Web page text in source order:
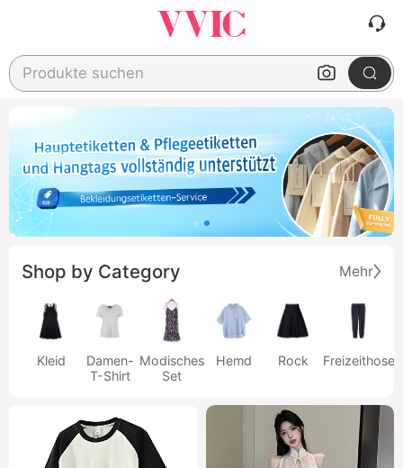
Produkte suchen
Shop by Category Mehr
Kleid
Damen-
T-Shirt
Modisches
Set
Hemd Rock Freizeithose